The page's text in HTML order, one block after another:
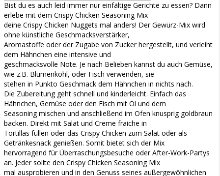
Bist du es auch leid immer nur einfältige Gerichte zu essen? Dann
erlebe mit dem Crispy Chicken Seasoning Mix
deine Crispy Chicken Nuggets mal anders! Der Gewürz-Mix wird
ohne künstliche Geschmacksverstärker,
Aromastoffe oder der Zugabe von Zucker hergestellt, und verleiht
dem Hähnchen eine intensive und
geschmacksvolle Note. Je nach Belieben kannst du auch Gemüse,
wie z.B. Blumenkohl, oder Fisch verwenden, sie
stehen in Punkto Geschmack dem Hähnchen in nichts nach.
Die Zubereitung geht schnell und kinderleicht. Einfach das
Hähnchen, Gemüse oder den Fisch mit Öl und dem
Seasoning mischen und anschließend im Ofen knusprig goldbraun
backen. Direkt mit Salat und Creme fraiche in
Tortillas füllen oder das Crispy Chicken zum Salat oder als
Getränkesnack genießen. Somit bietet sich der Mix
hervorragend für Überraschungsbesuche oder After-Work-Partys
an. Jeder sollte den Crispy Chicken Seasoning Mix
mal ausprobieren und in den Genuss seines außergewöhnlichen